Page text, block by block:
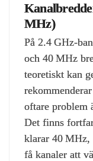
MHz)
På 2.4
och 40 MHz
teoretiskt kan
oftare problem
Det finns
klarar 40 MHz,
få kanaler att